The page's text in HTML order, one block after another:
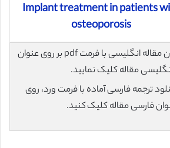
Implant treatment in patients
osteoporosis
برای دانلود رایگان مقاله انگلیسی با فرمت pdf بر روی عنوان
مقاله کلیک نمایید.
ترجمه فارسی آماده با فرمت ورد، روی
فارسی مقاله کلیک کنید.